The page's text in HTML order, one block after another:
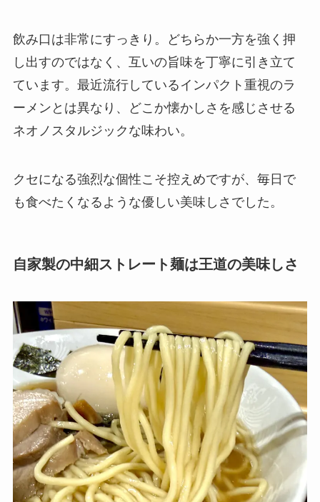
飲み口は非常にすっきり。どちらか一方を強く押
し出すのではなく、互いの旨味を丁寧に引き立て
ています。最近流行しているインパクト重視のラ
ーメンとは異なり、どこか懐かしさを感じさせる
ネオノスタルジックな味わい。
クセになる強烈な個性こそ控えめですが、毎日で
も食べたくなるような優しい美味しさでした。
自家製の中細ストレート麺は王道の美味しさ